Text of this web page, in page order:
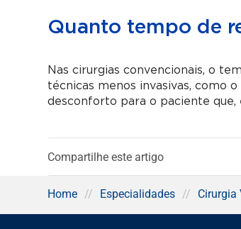
Quanto tempo de
Nas cirurgias convencionais, o
técnicas menos invasivas, como
desconforto para o paciente que,
Compartilhe este artigo
Home // Especialidades // Cirurgia